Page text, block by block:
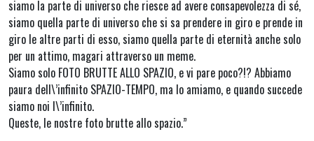
siamo la parte di universo che riesce ad avere consapevolezza di sé,
siamo quella parte di universo che si sa prendere in giro e prende in
giro le altre parti di esso, siamo quella parte di eternità anche solo
per un attimo, magari attraverso un meme.
Siamo solo FOTO BRUTTE ALLO SPAZIO, e vi pare poco?!? Abbiamo
paura dell\’infinito SPAZIO-TEMPO, ma lo amiamo, e quando succede
siamo noi l\’infinito.
Queste, le nostre foto brutte allo spazio.”